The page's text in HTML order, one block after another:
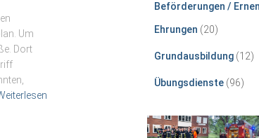
Um
Dort
Beförderungen /
Ehrungen (20)
Grundausbildung(12)
Übungsdienste(96)